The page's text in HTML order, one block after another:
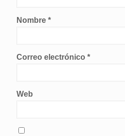
Nombre *
Correo electrónico *
Web